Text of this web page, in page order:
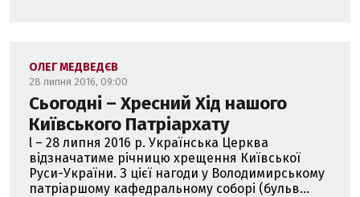
ОЛЕГ МЕДВЕДЄВ
28 липня 2016, 09:00
Сьогодні – Хресний Хід нашого
Київського Патріархату
l – 28 липня 2016 р. Українська Церква
відзначатиме річницю хрещення Київської
Руси-України. З цієї нагоди у Володимирському
патріаршому кафедральному соборі (бульв...